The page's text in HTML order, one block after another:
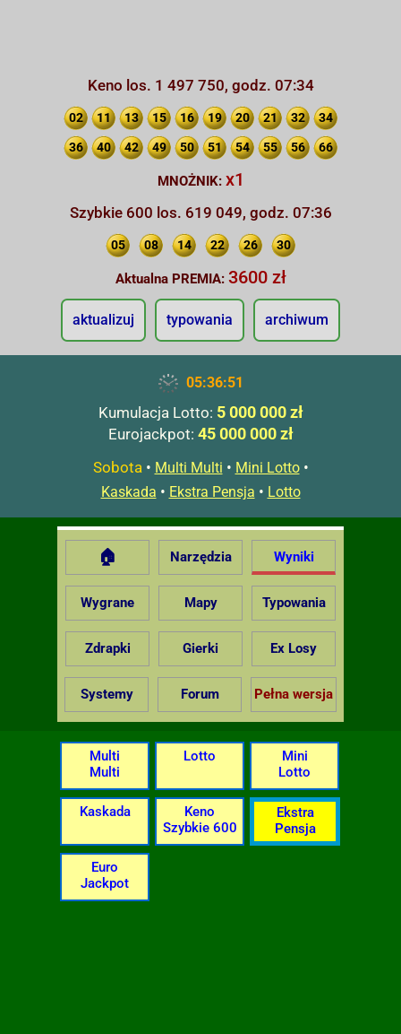
Keno los. 1 497 750, godz. 07:34
02 11 13 15 16 19 20 21 32 34
36 40 42 49 50 51 54 55 56 66
MNOŻNIK: x1
Szybkie 600 los. 619 049, godz. 07:36
05 08 14 22 26 30
Aktualna PREMIA: 3600 zł
aktualizuj typowania archiwum
05:36:52
Kumulacja Lotto: 5 000 000 zł
Eurojackpot: 45 000 000 zł
Sobota• Multi Multi • Mini Lotto•
Kaskada • Ekstra Pensja • Lotto
🏠 Narzędzia Wyniki
Wygrane Mapy Typowania
Zdrapki Gierki Ex Losy
Systemy Forum Pełna wersja
Multi
Multi
Lotto
Mini
Lotto
Kaskada
Keno
Szybkie 600
Ekstra
Pensja
Euro
Jackpot